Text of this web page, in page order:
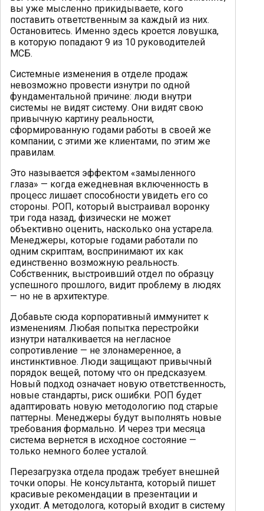
вы уже мысленно прикидываете, кого
поставить ответственным за каждый из них.
Остановитесь. Именно здесь кроется ловушка,
в которую попадают 9 из 10 руководителей
МСБ.
Системные изменения в отделе продаж
невозможно провести изнутри по одной
фундаментальной причине: люди внутри
системы не видят систему. Они видят свою
привычную картину реальности,
сформированную годами работы в своей же
компании, с этими же клиентами, по этим же
правилам.
Это называется эффектом «замыленного
глаза» — когда ежедневная включенность в
процесс лишает способности увидеть его со
стороны. РОП, который выстраивал воронку
три года назад, физически не может
объективно оценить, насколько она устарела.
Менеджеры, которые годами работали по
одним скриптам, воспринимают их как
единственно возможную реальность.
Собственник, выстроивший отдел по образцу
успешного прошлого, видит проблему в людях
— но не в архитектуре.
Добавьте сюда корпоративный иммунитет к
изменениям. Любая попытка перестройки
изнутри наталкивается на негласное
сопротивление — не злонамеренное, а
инстинктивное. Люди защищают привычный
порядок вещей, потому что он предсказуем.
Новый подход означает новую ответственность,
новые стандарты, риск ошибки. РОП будет
адаптировать новую методологию под старые
паттерны. Менеджеры будут выполнять новые
требования формально. И через три месяца
система вернется в исходное состояние —
только немного более усталой.
Перезагрузка отдела продаж требует внешней
точки опоры. Не консультанта, который пишет
красивые рекомендации в презентации и
уходит. А методолога, который входит в систему